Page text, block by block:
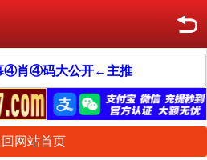
④肖④码大公开←主推
网站首页